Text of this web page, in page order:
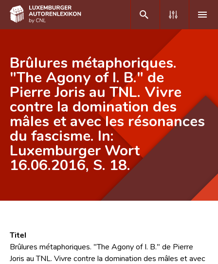
DE FR
Home
Autor(inn)en A-Z
Erweiterte Suche
Häufige Fragen und Antworten
CNL
Brûlures métaphoriques.
"The Agony of I. B." de
Pierre Joris au TNL. Vivre
contre la domination des
mâles et avec les résonances
du fascisme. In:
Luxemburger Wort
16.06.2016, S. 18.
Titel
Brûlures métaphoriques. "The Agony of I. B." de Pierre
Joris au TNL. Vivre contre la domination des mâles et avec